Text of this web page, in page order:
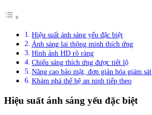
Hiệu suất ánh sáng yếu đặc biệt
Ánh sáng lai thông minh thích ứng
Hình ảnh HD rõ ràng
Chiếu sáng thích ứng được tiết lộ
Nâng cao bảo mật, đơn giản hóa giám sát
Khám phá thế hệ an ninh tiếp theo
Hiệu suất ánh sáng yếu đặc biệt